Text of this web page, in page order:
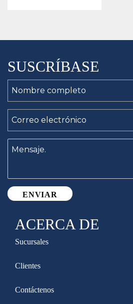
SUSCRÍBASE
ACERCA DE
Sucursales
Clientes
Contáctenos